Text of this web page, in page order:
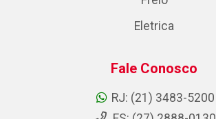
Eletrica
Fale Conosco
RJ: (21) 3483-5200